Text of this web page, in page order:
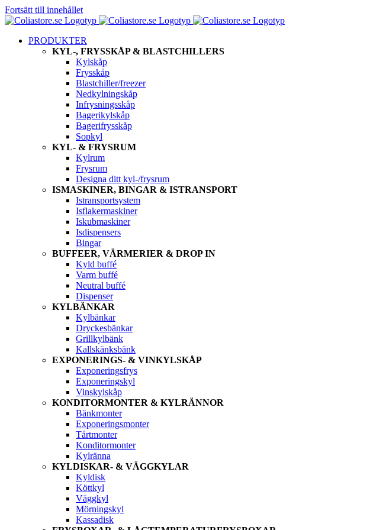
Fortsätt till innehållet
PRODUKTER
KYL-, FRYSSKÅP & BLASTCHILLERS
Kylskåp
Frysskåp
Blastchiller/freezer
Nedkylningskåp
Infrysningsskåp
Bagerikylskåp
Bagerifrysskåp
Sopkyl
KYL- & FRYSRUM
Kylrum
Frysrum
Designa ditt kyl-/frysrum
ISMASKINER, BINGAR & ISTRANSPORT
Istransportsystem
Isflakermaskiner
Iskubmaskiner
Isdispensers
Bingar
BUFFEER, VÄRMERIER & DROP IN
Kyld buffé
Varm buffé
Neutral buffé
Dispenser
KYLBÄNKAR
Kylbänkar
Dryckesbänkar
Grillkylbänk
Kallskänksbänk
EXPONERINGS- & VINKYLSKÅP
Exponeringsfrys
Exponeringskyl
Vinskylskåp
KONDITORMONTER & KYLRÄNNOR
Bänkmonter
Exponeringsmonter
Tårtmonter
Konditormonter
Kylränna
KYLDISKAR- & VÄGGKYLAR
Kyldisk
Köttkyl
Väggkyl
Mörningskyl
Kassadisk